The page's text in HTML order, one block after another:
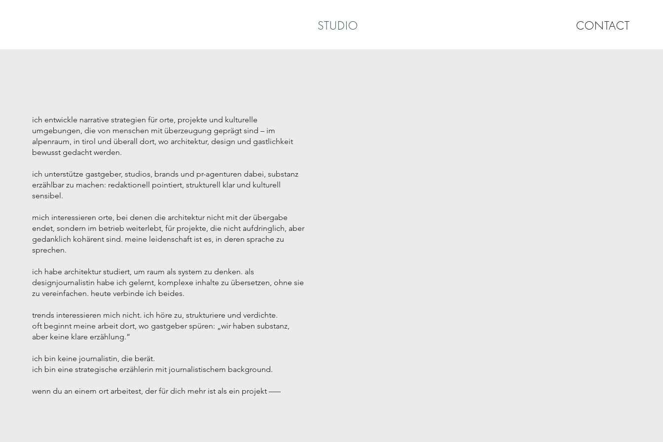
STUDIO CONTACT
ich entwickle narrative strategien für orte, projekte und kulturelle
umgebungen, die von menschen mit überzeugung geprägt sind – im
alpenraum, in tirol und überall dort, wo architektur, design und gastlichkeit
bewusst gedacht werden.
ich unterstütze gastgeber, studios, brands und pr-agenturen dabei, substanz
erzählbar zu machen: redaktionell pointiert, strukturell klar und kulturell
sensibel.
mich interessieren orte, bei denen die architektur nicht mit der übergabe
endet, sondern im betrieb weiterlebt, für projekte, die nicht aufdringlich, aber
gedanklich kohärent sind. meine leidenschaft ist es, in deren sprache zu
sprechen.
ich habe architektur studiert, um raum als system zu denken. als
designjournalistin habe ich gelernt, komplexe inhalte zu übersetzen, ohne sie
zu vereinfachen. heute verbinde ich beides.
trends interessieren mich nicht. ich höre zu, strukturiere und verdichte.
oft beginnt meine arbeit dort, wo gastgeber spüren: „wir haben substanz,
aber keine klare erzählung.”
ich bin keine journalistin, die berät.
ich bin eine strategische erzählerin mit journalistischem background.
wenn du an einem ort arbeitest, der für dich mehr ist als ein projekt –––